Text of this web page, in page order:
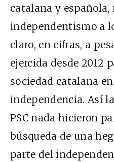
catalana y
independentismo a
claro, en cifras, a
ejercida desde 2012
sociedad catalana
independencia. Así
PSC nada hicieron
búsqueda de una
parte del